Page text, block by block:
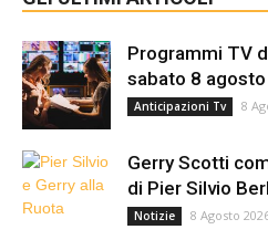
Programmi TV
sabato 8
Anticipazioni Tv 8
Gerry Scotti
di Pier Silvio
Notizie 8 Agosto